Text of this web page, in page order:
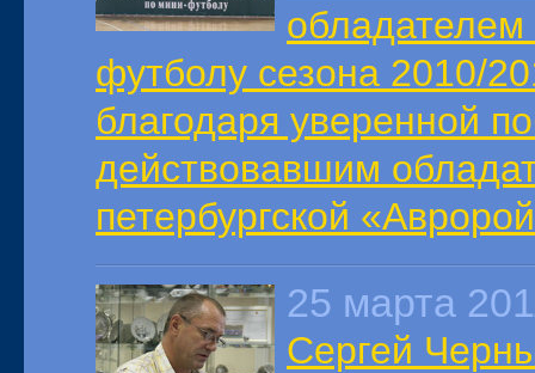
футболу сезона 2010/
благодаря уверенной
действовавшим
петербургской
25 марта
Сергей